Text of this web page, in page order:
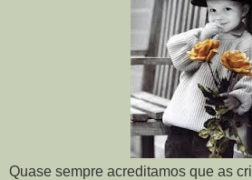
Quase sempre acreditamos que as